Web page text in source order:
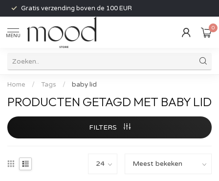
Gratis verzending boven de 100 EUR
MENU
0
Home / Tags / baby lid
PRODUCTEN GETAGD MET BABY LID
FILTERS